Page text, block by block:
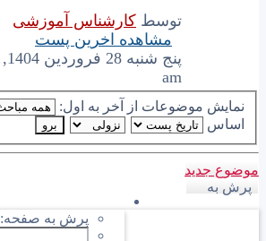
توسط کارشناس آموزشی
مشاهده اخرین پست
am
نمایش موضوعات از آخر به اول:
اساس
موضوع جدید
پرش به صفحه:
پرش به